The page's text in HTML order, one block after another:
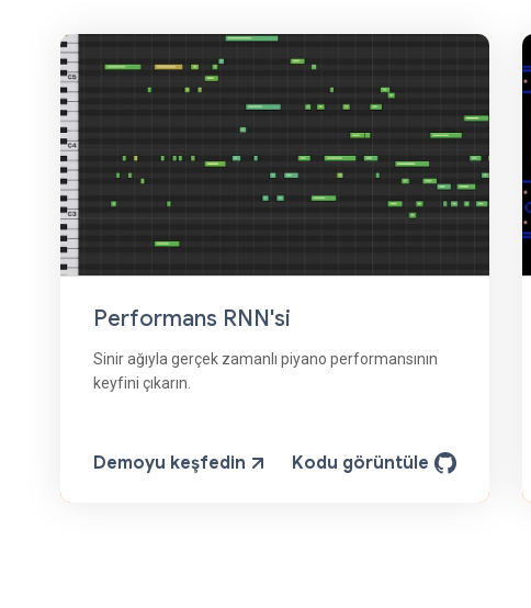
Performans RNN'si
Sinir ağıyla gerçek zamanlı piyano performansının
keyfini çıkarın.
Demoyu keşfedin Kodu görüntüle